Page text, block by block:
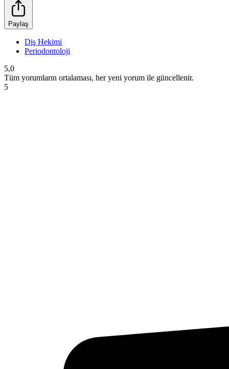
Paylaş
Diş Hekimi
Periodontoloji
5,0
Tüm yorumların ortalaması, her yeni yorum ile güncellenir.
5